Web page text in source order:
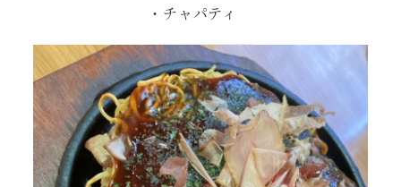
・チャパティ